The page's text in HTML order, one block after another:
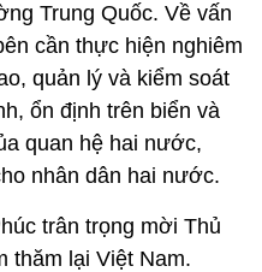
Trung Quốc. Về vấn
cần thực hiện nghiêm
quản lý và kiểm soát
ổn định trên biển và
quan hệ hai nước,
nhân dân hai nước.
trân trọng mời Thủ
thăm lại Việt Nam.